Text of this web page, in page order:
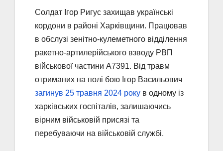
Солдат Ігор Ригус захищав українські
кордони в районі Харківщини. Працював
в обслузі зенітно-кулеметного відділення
ракетно-артилерійського взводу РВП
військової частини А7391. Від травм
отриманих на полі бою Ігор Васильович
загинув 25 травня 2024 року в одному із
харківських госпіталів, залишаючись
вірним військовій присязі та
перебуваючи на військовій службі.